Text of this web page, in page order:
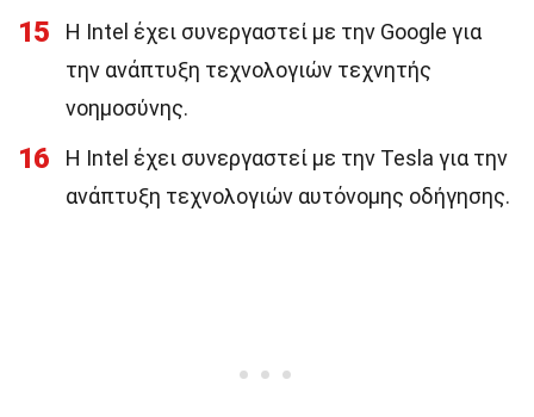
15
Η Intel έχει συνεργαστεί με την Google για
την ανάπτυξη τεχνολογιών τεχνητής
νοημοσύνης.
16
Η Intel έχει συνεργαστεί με την Tesla για την
ανάπτυξη τεχνολογιών αυτόνομης οδήγησης.